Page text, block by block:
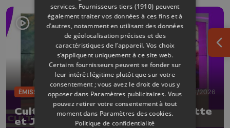
ÉMISSIONS 26/06/2026
CultureL avec les poétesses Lisette
et Julie Lombé
services. Fournisseurs tiers (1910) peuvent
également traiter vos données à ces fins et à
d’autres, notamment en utilisant des données
de géolocalisation précises et des
caractéristiques de l’appareil. Vos choix
s’appliquent uniquement à ce site web.
Certains fournisseurs peuvent se fonder sur
leur intérêt légitime plutôt que sur votre
consentement ; vous avez le droit de vous y
opposer dans Paramètres publicitaires. Vous
pouvez retirer votre consentement à tout
moment dans Paramètres des cookies.
Politique de confidentialité